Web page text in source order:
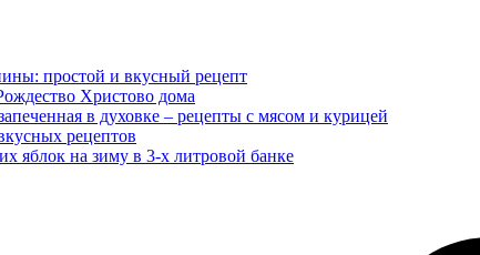
простой и вкусный рецепт
Христово дома
в духовке – рецепты с мясом и курицей
рецептов
яблок на зиму в 3-х литровой банке